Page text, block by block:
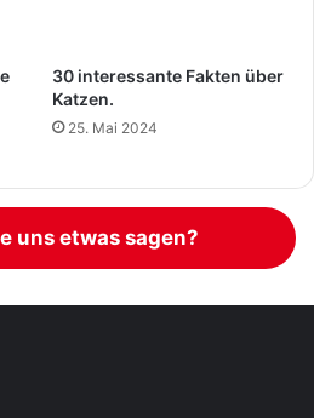
30 interessante Fakten über
Katzen.
25. Mai 2024
uns etwas sagen?